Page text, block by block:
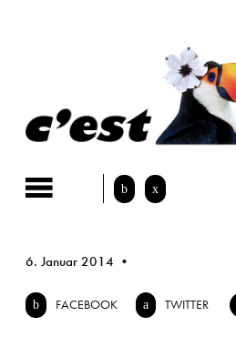
b x
6. Januar 2014
b FACEBOOK a TWITTER